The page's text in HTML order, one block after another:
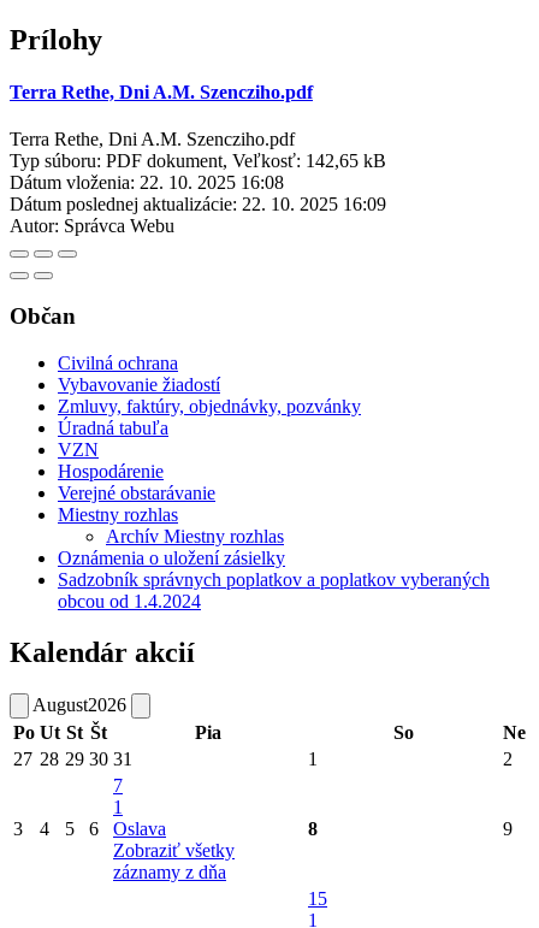
Prílohy
Terra Rethe, Dni A.M. Szencziho.pdf
Terra Rethe, Dni A.M. Szencziho.pdf
Typ súboru: PDF dokument, Veľkosť: 142,65 kB
Dátum vloženia: 22. 10. 2025 16:08
Dátum poslednej aktualizácie: 22. 10. 2025 16:09
Autor: Správca Webu
Občan
Civilná ochrana
Vybavovanie žiadostí
Zmluvy, faktúry, objednávky, pozvánky
Úradná tabuľa
VZN
Hospodárenie
Verejné obstarávanie
Miestny rozhlas
Archív Miestny rozhlas
Oznámenia o uložení zásielky
Sadzobník správnych poplatkov a poplatkov vyberaných
obcou od 1.4.2024
Kalendár akcií
August2026
Po Ut St Št Pia So
Ne
27 28 29 30 31 1 2
3 4 5 6
7
1
Oslava
Zobraziť všetky
záznamy z dňa
8 9
15
1